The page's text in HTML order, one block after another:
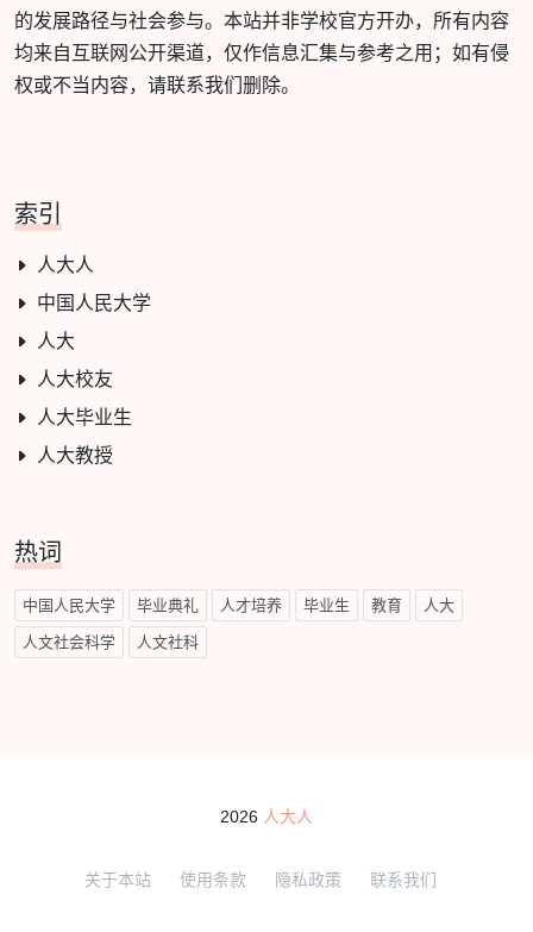
的发展路径与社会参与。本站并非学校官方开办，所有内容
均来自互联网公开渠道，仅作信息汇集与参考之用；如有侵
权或不当内容，请联系我们删除。
索引
人大人
中国人民大学
人大
人大校友
人大毕业生
人大教授
热词
中国人民大学 毕业典礼 人才培养 毕业生 教育 人大
人文社会科学 人文社科
2026 人大人
关于本站 使用条款 隐私政策 联系我们